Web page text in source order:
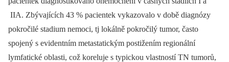
IIA. Zbývajících 43 % pacientek vykazovalo v době diagnózy
pokročilé stadium nemoci, tj lokálně pokročilý tumor, často
spojený s evidentním metastatickým postižením regionální
lymfatické oblasti, což koreluje s typickou vlastností TN tumorů,